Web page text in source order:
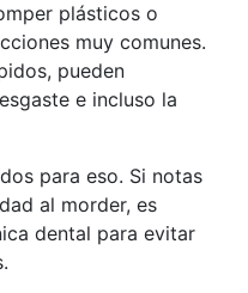
plásticos o
muy comunes.
pueden
e incluso la
para eso. Si notas
al morder, es
dental para evitar